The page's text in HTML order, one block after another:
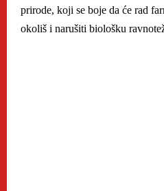
prirode, koji se boje da će rad
okoliš i narušiti biološku